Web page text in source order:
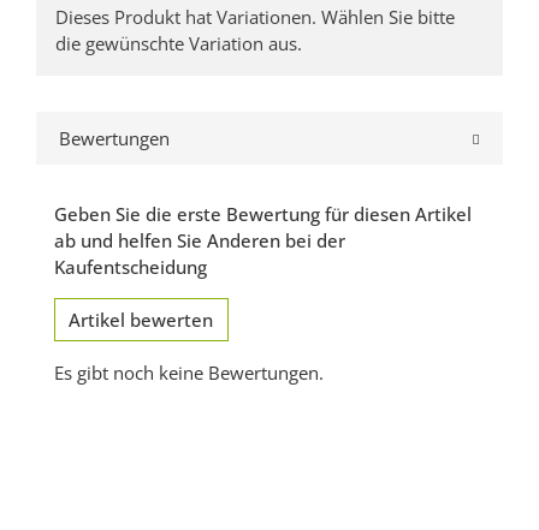
x
Dieses Produkt hat Variationen. Wählen Sie bitte
die gewünschte Variation aus.
Bewertungen
Geben Sie die erste Bewertung für diesen Artikel
ab und helfen Sie Anderen bei der
Kaufentscheidung
Artikel bewerten
Es gibt noch keine Bewertungen.